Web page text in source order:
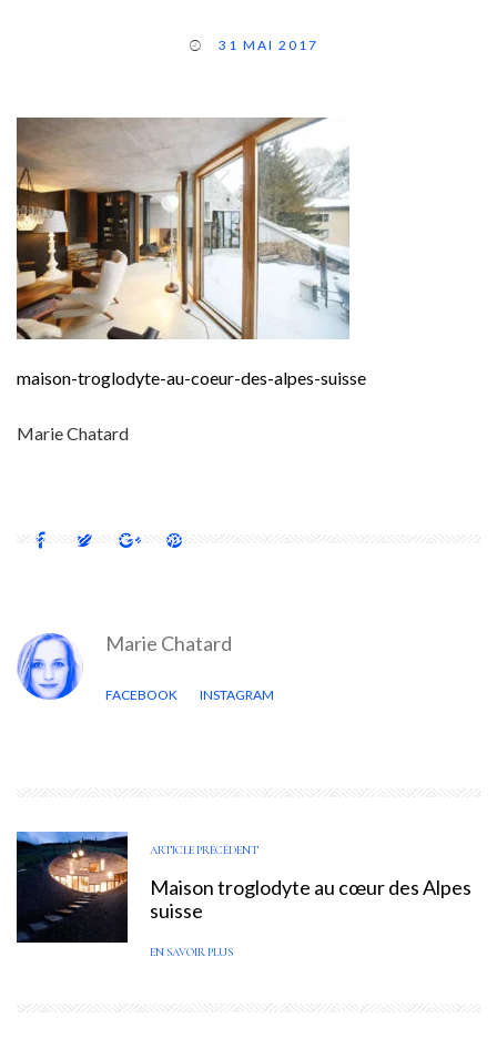
31 MAI 2017
maison-troglodyte-au-coeur-des-alpes-suisse
Marie Chatard
Marie Chatard
FACEBOOK INSTAGRAM
ARTICLE PRÉCÉDENT
Maison troglodyte au cœur des Alpes
suisse
EN SAVOIR PLUS